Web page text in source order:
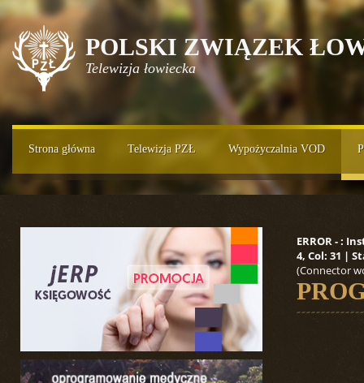
POLSKI ZWIĄZEK
Telewizja łowiecka
Strona główna Telewizja PZŁ Wypożyczalnia VOD
ERROR - :
4, Col: 31 |
(Connector